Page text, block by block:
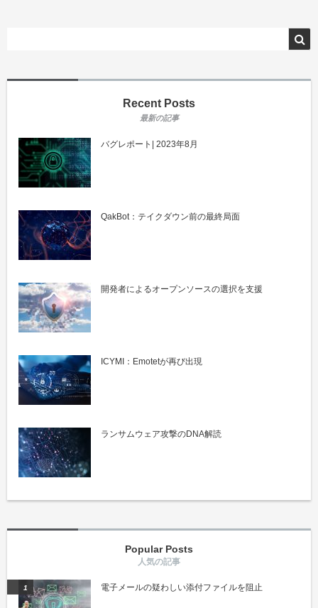
Recent Posts
バグレポート| 2023年8月
QakBot：テイクダウン前の最終局面
開発者によるオープンソースの選択を支援
ICYMI：Emotetが再び出現
ランサムウェア攻撃のDNA解読
Popular Posts
電子メールの疑わしい添付ファイルを阻止